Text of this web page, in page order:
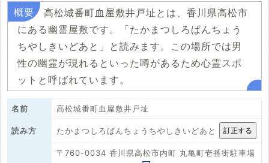
高松城番町血屋敷井戸址とは、香川県高松市
にある幽霊屋敷です。「たかまつしろばんちょう
ちやしきいどあと」と読みます。この場所では男
性の幽霊が現れるといった噂があるため心霊スポ
ットと呼ばれています。
名前 高松城番町血屋敷井戸址
読み方 たかまつしろばんちょうちやしきいどあと
〒760-0034 香川県高松市内町 丸亀町壱番街駐車場